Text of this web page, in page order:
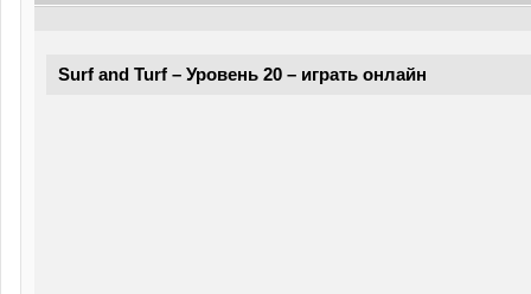
Surf and Turf – Уровень 20 – играть онлайн